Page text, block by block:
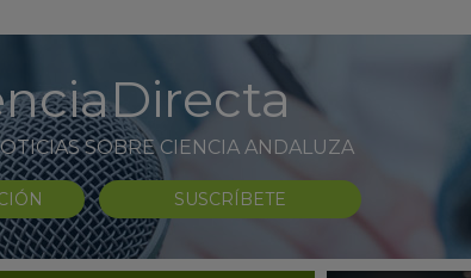
SOBRE CIENCIA ANDALUZA
SUSCRÍBETE